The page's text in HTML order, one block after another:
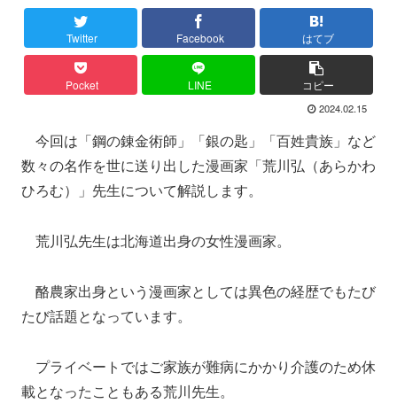
Twitter Facebook はてブ
Pocket LINE コピー
2024.02.15
今回は「鋼の錬金術師」「銀の匙」「百姓貴族」など
数々の名作を世に送り出した漫画家「荒川弘（あらかわ
ひろむ）」先生について解説します。
荒川弘先生は北海道出身の女性漫画家。
酪農家出身という漫画家としては異色の経歴でもたび
たび話題となっています。
プライベートではご家族が難病にかかり介護のため休
載となったこともある荒川先生。